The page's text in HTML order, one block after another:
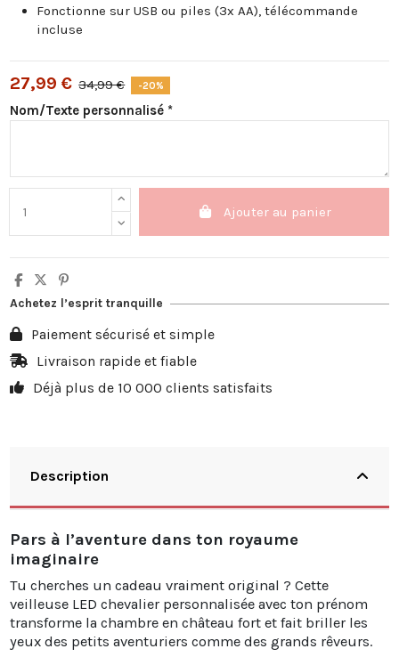
Fonctionne sur USB ou piles (3x AA), télécommande
incluse
27,99 € 34,99 € -20%
Nom/Texte personnalisé *
Ajouter au panier
Achetez l’esprit tranquille
Paiement sécurisé et simple
Livraison rapide et fiable
Déjà plus de 10 000 clients satisfaits
Description
Pars à l’aventure dans ton royaume
imaginaire
Tu cherches un cadeau vraiment original ? Cette
veilleuse LED chevalier personnalisée avec ton prénom
transforme la chambre en château fort et fait briller les
yeux des petits aventuriers comme des grands rêveurs.